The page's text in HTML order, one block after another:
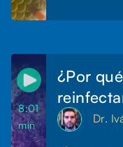
8:01
min
¿Por
Dr.